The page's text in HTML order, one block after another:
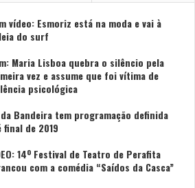
vídeo: Esmoriz está na moda e vai à
do surf
Maria Lisboa quebra o silêncio pela
vez e assume que foi vítima de
psicológica
da Bandeira tem programação definida
final de 2019
14º Festival de Teatro de Perafita
com a comédia “Saídos da Casca”